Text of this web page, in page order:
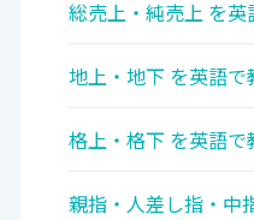
総売上・純売上 を英
地上・地下 を英語で
格上・格下 を英語で
親指・人差し指・中